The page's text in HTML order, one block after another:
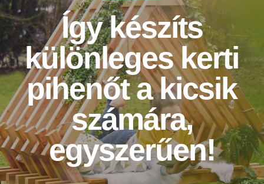
Így készíts
különleges kerti
pihenőt a kicsik
számára,
egyszerűen!